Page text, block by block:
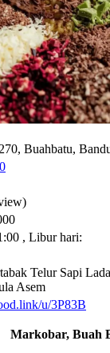
Buahbatu,
, Libur hari:
Telur Sapi
Asem
u/3P83B
Markobar, Buah